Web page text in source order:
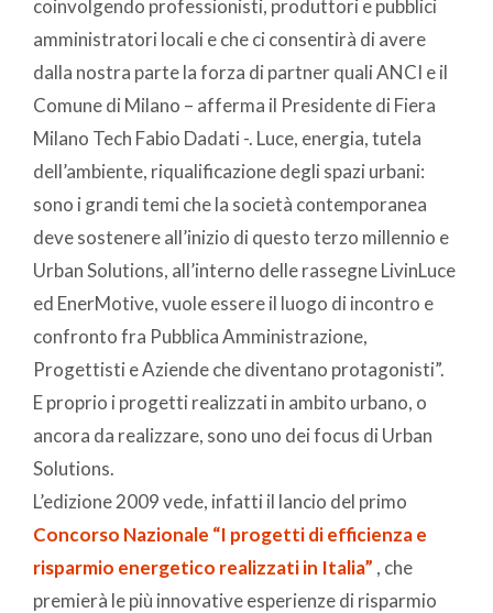
coinvolgendo professionisti, produttori e pubblici
amministratori locali e che ci consentirà di avere
dalla nostra parte la forza di partner quali ANCI e il
Comune di Milano – afferma il Presidente di Fiera
Milano Tech Fabio Dadati -. Luce, energia, tutela
dell’ambiente, riqualificazione degli spazi urbani:
sono i grandi temi che la società contemporanea
deve sostenere all’inizio di questo terzo millennio e
Urban Solutions, all’interno delle rassegne LivinLuce
ed EnerMotive, vuole essere il luogo di incontro e
confronto fra Pubblica Amministrazione,
Progettisti e Aziende che diventano protagonisti”.
E proprio i progetti realizzati in ambito urbano, o
ancora da realizzare, sono uno dei focus di Urban
Solutions.
L’edizione 2009 vede, infatti il lancio del primo
Concorso Nazionale “I progetti di efficienza e
risparmio energetico realizzati in Italia” , che
premierà le più innovative esperienze di risparmio